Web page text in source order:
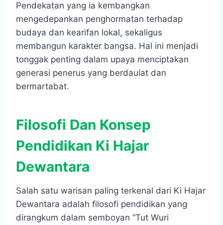
Pendekatan yang ia kembangkan
mengedepankan penghormatan terhadap
budaya dan kearifan lokal, sekaligus
membangun karakter bangsa. Hal ini menjadi
tonggak penting dalam upaya menciptakan
generasi penerus yang berdaulat dan
bermartabat.
Filosofi Dan Konsep
Pendidikan Ki Hajar
Dewantara
Salah satu warisan paling terkenal dari Ki Hajar
Dewantara adalah filosofi pendidikan yang
dirangkum dalam semboyan “Tut Wuri